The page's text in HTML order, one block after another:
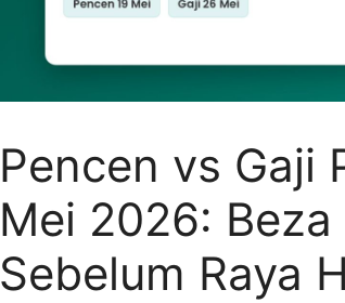
Pencen vs Gaji
Mei 2026:
Sebelum Raya